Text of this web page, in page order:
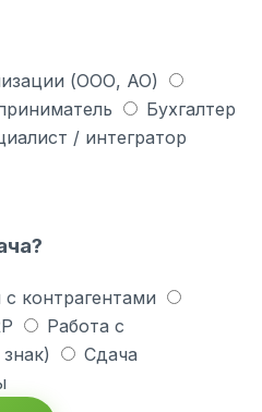
(ООО, АО)
Бухгалтер
/ интегратор
контрагентами
Работа с
Сдача